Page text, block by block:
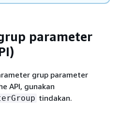
parameter
grup parameter
API, gunakan
tindakan.